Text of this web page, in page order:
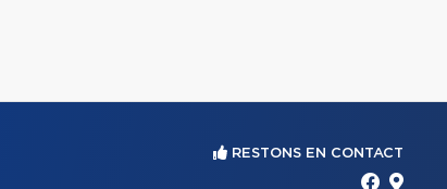
RESTONS EN CONTACT